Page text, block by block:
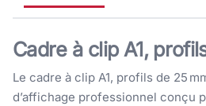
Cadre à clip A1,
Le cadre à clip A1, profils de 25
d’affichage professionnel conçu